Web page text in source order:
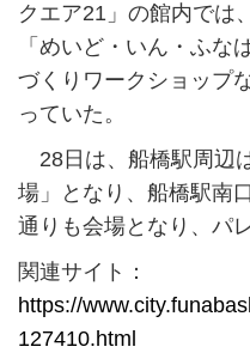
クエア21」の館内では
「めいど・いん・ふな
づくりワークショップ
っていた。
28日は、船橋駅周辺
場」となり、船橋駅南
通りも会場となり、パ
関連サイト：
https://
127410.html